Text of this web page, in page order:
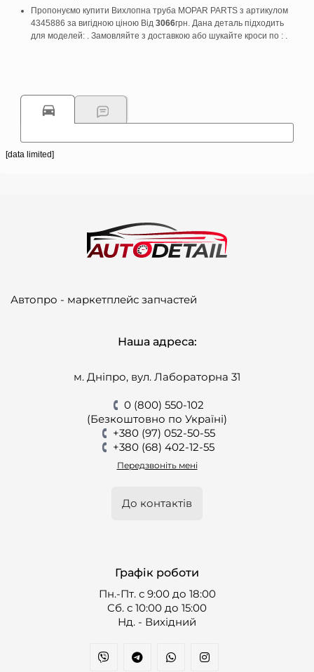
Пропонуємо купити Вихлопна труба MOPAR PARTS з артикулом
4345886 за вигідною ціною Від 3066грн. Дана деталь підходить
для моделей: . Замовляйте з доставкою або шукайте кроси по : .
[data limited]
Автопро - маркетплейс запчастей
Наша адреса:
м. Дніпро, вул. Лабораторна 31
0 (800) 550-102
(Безкоштовно по Україні)
+380 (97) 052-50-55
+380 (68) 402-12-55
Передзвоніть мені
До контактів
Графік роботи
Пн.-Пт. с 9:00 до 18:00
Cб. с 10:00 до 15:00
Нд. - Вихідний